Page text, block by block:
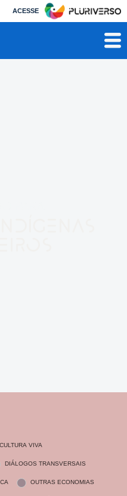
ACESSE
CULTURA VIVA
DIÁLOGOS TRANSVERSAIS
OUTRAS ECONOMIAS